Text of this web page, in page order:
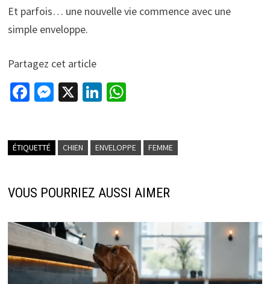
Et parfois… une nouvelle vie commence avec une
simple enveloppe.
Partagez cet article
Fa
o
k
M
n
r
X Li
dI
W
sA
p
ÉTIQUETTÉ CHIEN ENVELOPPE FEMME
VOUS POURRIEZ AUSSI AIMER